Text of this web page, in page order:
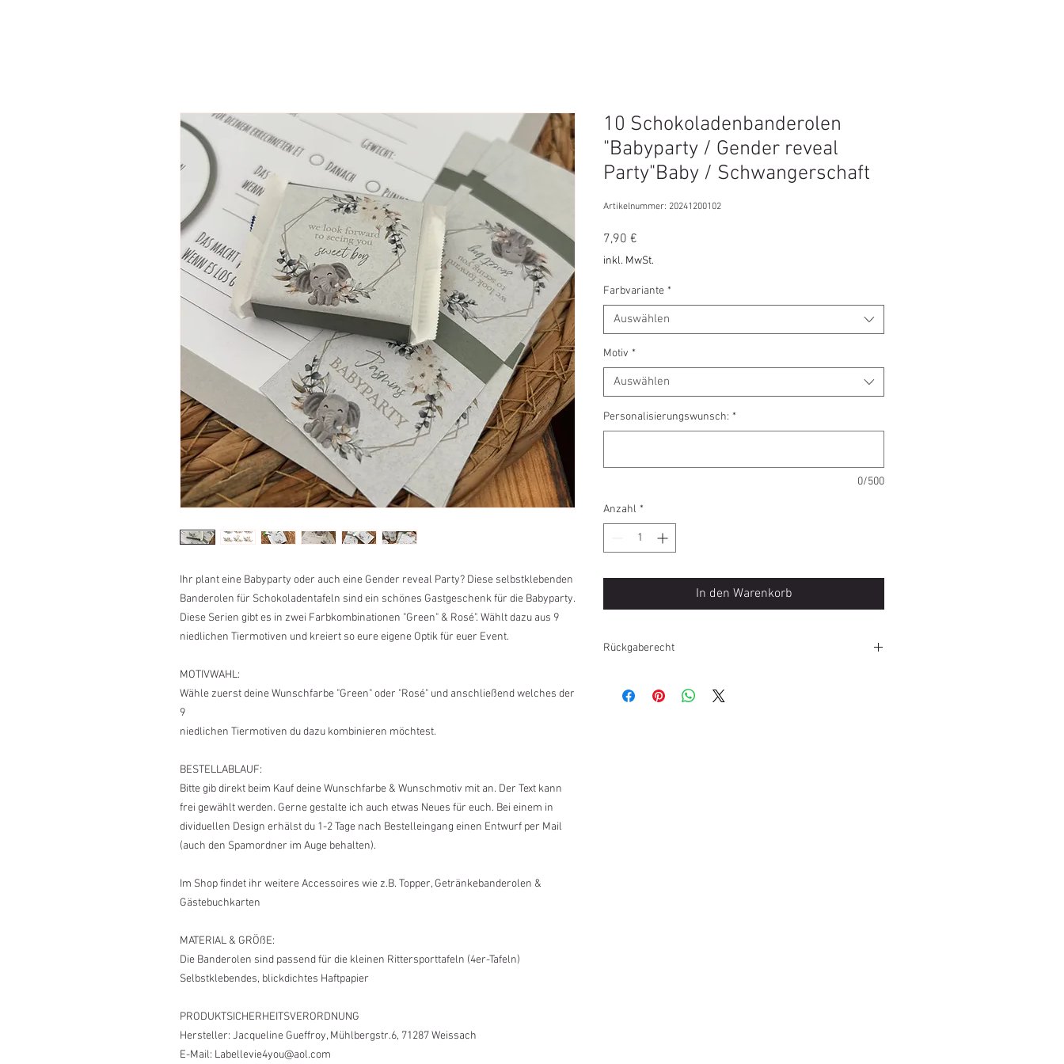
Ihr plant eine Babyparty oder auch eine Gender reveal Party? Diese selbstklebenden
Banderolen für Schokoladentafeln sind ein schönes Gastgeschenk für die Babyparty.
Diese Serien gibt es in zwei Farbkombinationen "Green" & Rosé". Wählt dazu aus 9
niedlichen Tiermotiven und kreiert so eure eigene Optik für euer Event.
MOTIVWAHL:
Wähle zuerst deine Wunschfarbe "Green" oder "Rosé" und anschließend welches der
9
niedlichen Tiermotiven du dazu kombinieren möchtest.
BESTELLABLAUF:
Bitte gib direkt beim Kauf deine Wunschfarbe & Wunschmotiv mit an. Der Text kann
frei gewählt werden. Gerne gestalte ich auch etwas Neues für euch. Bei einem in
dividuellen Design erhälst du 1-2 Tage nach Bestelleingang einen Entwurf per Mail
(auch den Spamordner im Auge behalten).
Im Shop findet ihr weitere Accessoires wie z.B. Topper, Getränkebanderolen &
Gästebuchkarten
MATERIAL & GRÖßE:
Die Banderolen sind passend für die kleinen Rittersporttafeln (4er-Tafeln)
Selbstklebendes, blickdichtes Haftpapier
PRODUKTSICHERHEITSVERORDNUNG
Hersteller: Jacqueline Gueffroy, Mühlbergstr.6, 71287 Weissach
E-Mail: Labellevie4you@aol.com
10 Schokoladenbanderolen
"Babyparty / Gender reveal
Party"Baby / Schwangerschaft
Artikelnummer: 20241200102
7,90 €
inkl. MwSt.
Farbvariante *
Auswählen
Motiv *
Auswählen
Personalisierungswunsch: *
0/500
Anzahl *
In den Warenkorb
Rückgaberecht
ausgeschlossen.